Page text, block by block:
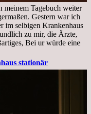
meinem Tagebuch weiter
Gestern war ich
im selbigen Krankenhaus
zu mir, die Ärzte,
Bei ur würde eine
stationär